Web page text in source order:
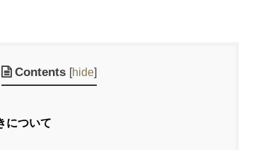
Contents [hide]
について